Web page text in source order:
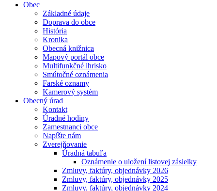
Obec
Základné údaje
Doprava do obce
História
Kronika
Obecná knižnica
Mapový portál obce
Multifunkčné ihrisko
Smútočné oznámenia
Farské oznamy
Kamerový systém
Obecný úrad
Kontakt
Úradné hodiny
Zamestnanci obce
Napíšte nám
Zverejňovanie
Úradná tabuľa
Oznámenie o uložení listovej zásielky
Zmluvy, faktúry, objednávky 2026
Zmluvy, faktúry, objednávky 2025
Zmluvy, faktúry, objednávky 2024